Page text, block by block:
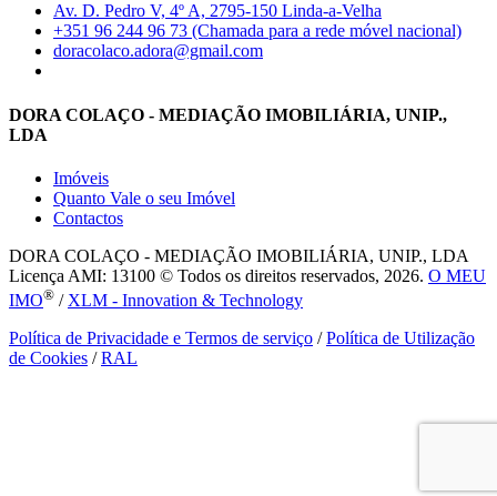
Av. D. Pedro V, 4º A, 2795-150 Linda-a-Velha
+351 96 244 96 73 (Chamada para a rede móvel nacional)
doracolaco.adora@gmail.com
DORA COLAÇO - MEDIAÇÃO IMOBILIÁRIA, UNIP.,
LDA
Imóveis
Quanto Vale o seu Imóvel
Contactos
DORA COLAÇO - MEDIAÇÃO IMOBILIÁRIA, UNIP., LDA
Licença AMI: 13100 © Todos os direitos reservados, 2026. O MEU
IMO® / XLM - Innovation & Technology
Política de Privacidade e Termos de serviço /Política de Utilização
de Cookies /RAL